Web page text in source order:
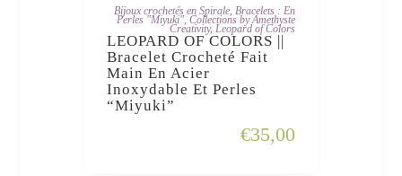
JE L'ADOPTE
Bijoux crochetés en Spirale, Bracelets : En
Perles "Miyuki", Collections by Amethyste
Creativity, Leopard of Colors
LEOPARD OF COLORS ||
Bracelet Crocheté Fait
Main En Acier
Inoxydable Et Perles
“Miyuki”
€35,00